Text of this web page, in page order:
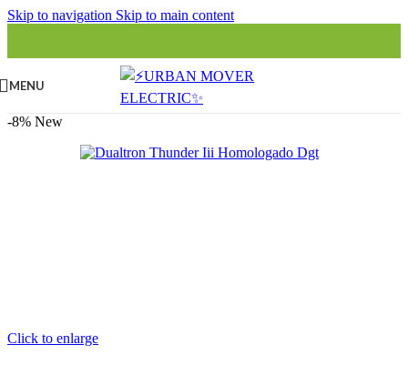
Skip to navigation Skip to main content
MENU
-8% New
Click to enlarge